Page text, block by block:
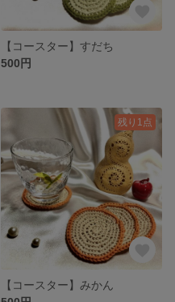
【コースター】すだち
500円
残り1点
【コースター】みかん